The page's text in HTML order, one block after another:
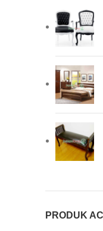
PRODUK